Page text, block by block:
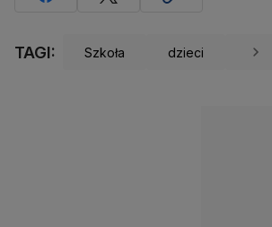
TAGI: Szkoła dzieci